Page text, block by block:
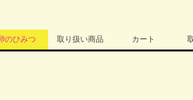
のひみつ 取り扱い商品 カート